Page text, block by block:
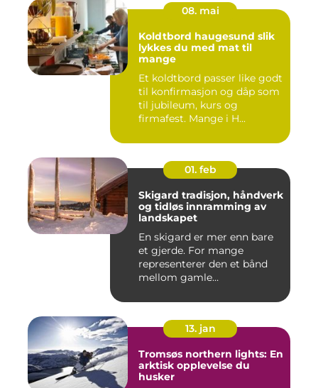
08. mai
Koldtbord haugesund slik
lykkes du med mat til
mange
Et koldtbord passer like godt
til konfirmasjon og dåp som
til jubileum, kurs og
firmafest. Mange i H...
01. feb
Skigard tradisjon, håndverk
og tidløs innramming av
landskapet
En skigard er mer enn bare
et gjerde. For mange
representerer den et bånd
mellom gamle
13. jan
Tromsøs northern lights: En
arktisk opplevelse du
husker